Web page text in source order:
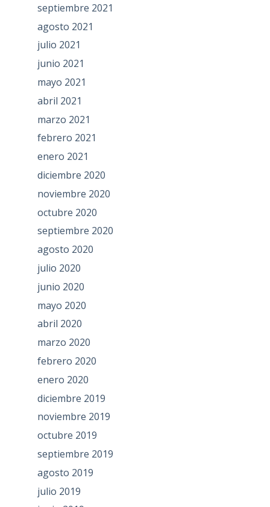
septiembre 2021
agosto 2021
julio 2021
junio 2021
mayo 2021
abril 2021
marzo 2021
febrero 2021
enero 2021
diciembre 2020
noviembre 2020
octubre 2020
septiembre 2020
agosto 2020
julio 2020
junio 2020
mayo 2020
abril 2020
marzo 2020
febrero 2020
enero 2020
diciembre 2019
noviembre 2019
octubre 2019
septiembre 2019
agosto 2019
julio 2019